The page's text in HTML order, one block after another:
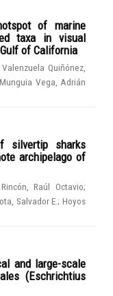
of marine
taxa in visual
of California
Valenzuela Quiñónez,
Munguia Vega, Adrián
silvertip sharks
archipelago of
Raúl Octavio;
Salvador E.;Hoyos
and large-scale
(Eschrichtius